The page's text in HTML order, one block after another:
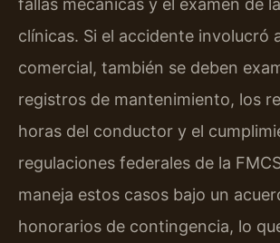
fallas mecánicas y el examen de
clínicas. Si el accidente involucró
comercial, también se deben
registros de mantenimiento, los
horas del conductor y el
regulaciones federales de la
maneja estos casos bajo un
honorarios de contingencia, lo